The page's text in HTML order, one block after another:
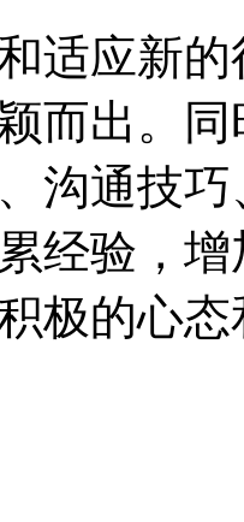
适应新
而出。
沟通技
经验，
极的心